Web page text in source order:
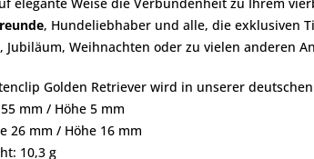
, Hundeliebhaber und alle, die exklusiven
, Jubiläum, Weihnachten oder zu vielen anderen
Golden Retriever wird in unserer
mm / Höhe 5 mm
26 mm / Höhe 16 mm
10,3 g